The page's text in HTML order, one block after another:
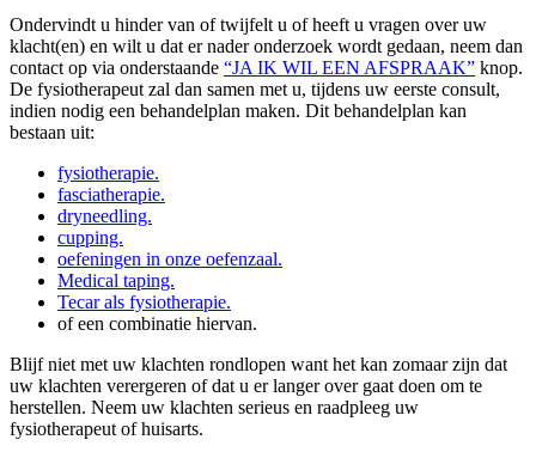
Ondervindt u hinder van of twijfelt u of heeft u vragen over uw
klacht(en) en wilt u dat er nader onderzoek wordt gedaan, neem dan
contact op via onderstaande “JA IK WIL EEN AFSPRAAK” knop.
De fysiotherapeut zal dan samen met u, tijdens uw eerste consult,
indien nodig een behandelplan maken. Dit behandelplan kan
bestaan uit:
fysiotherapie.
fasciatherapie.
dryneedling.
cupping.
oefeningen in onze oefenzaal.
Medical taping.
Tecar als fysiotherapie.
of een combinatie hiervan.
Blijf niet met uw klachten rondlopen want het kan zomaar zijn dat
uw klachten verergeren of dat u er langer over gaat doen om te
herstellen. Neem uw klachten serieus en raadpleeg uw
fysiotherapeut of huisarts.